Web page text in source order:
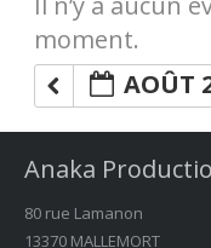
moment.
AOÛT
Anaka
80 rue Lamanon
13370 MALLEMORT